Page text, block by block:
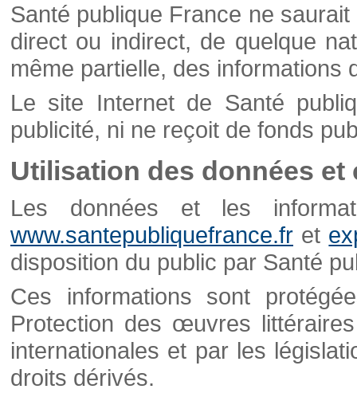
Santé publique France ne
direct ou indirect, de quelque
même partielle, des informations
Le site Internet de Santé
publicité, ni ne reçoit de fonds
Utilisation des données et
Les données et les
www.santepubliquefrance.fr et
disposition du public par Santé
Ces informations sont
Protection des œuvres
internationales et par les
droits dérivés.